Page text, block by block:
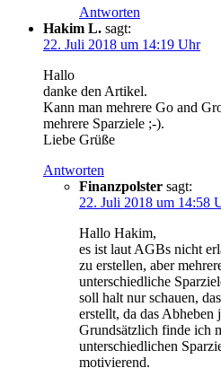
Antworten
Hakim L. sagt:
22. Juli 2018 um 14:19 Uhr
Hallo
danke den Artikel.
Kann man mehrere Go and
mehrere Sparziele ;-).
Liebe Grüße
Antworten
Finanzpolster sagt:
22. Juli 2018 um 14:58
Hallo Hakim,
es ist laut AGBs nicht
zu erstellen, aber
unterschiedliche
soll halt nur schauen,
erstellt, da das Abheben
Grundsätzlich finde ich
unterschiedlichen
motivierend.